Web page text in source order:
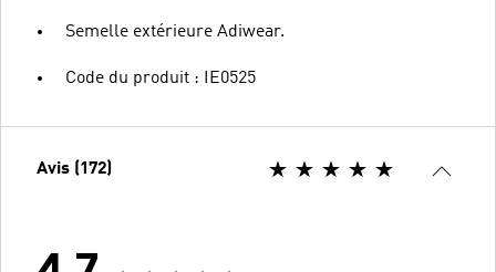
Semelle extérieure Adiwear.
Code du produit : IE0525
Avis (172)